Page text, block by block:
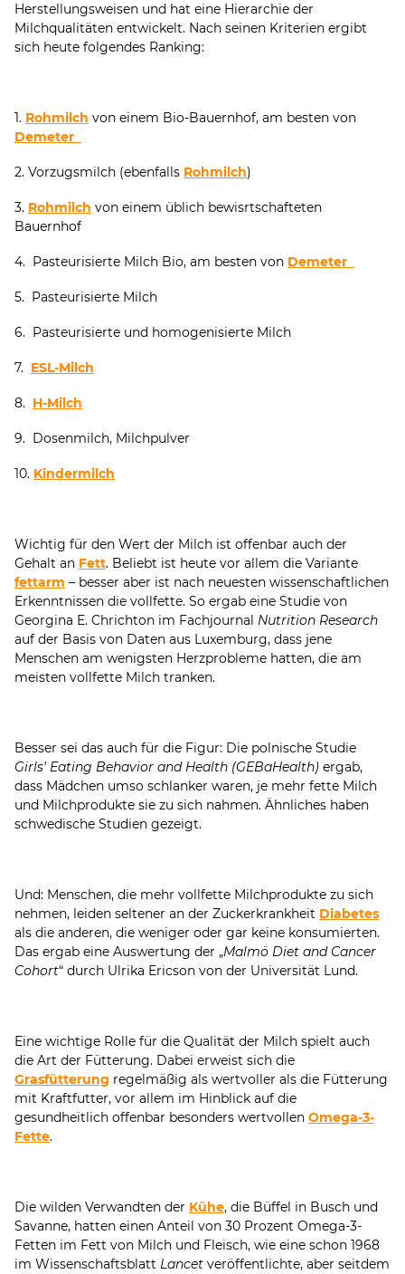
Herstellungsweisen und hat eine Hierarchie der
Milchqualitäten entwickelt. Nach seinen Kriterien ergibt
sich heute folgendes Ranking:
1. Rohmilch von einem Bio-Bauernhof, am besten von
Demeter
2. Vorzugsmilch (ebenfalls Rohmilch)
3. Rohmilch von einem üblich bewisrtschafteten
Bauernhof
4. Pasteurisierte Milch Bio, am besten von Demeter
5. Pasteurisierte Milch
6. Pasteurisierte und homogenisierte Milch
7. ESL-Milch
8. H-Milch
9. Dosenmilch, Milchpulver
10. Kindermilch
Wichtig für den Wert der Milch ist offenbar auch der
Gehalt an Fett. Beliebt ist heute vor allem die Variante
fettarm – besser aber ist nach neuesten wissenschaftlichen
Erkenntnissen die vollfette. So ergab eine Studie von
Georgina E. Chrichton im Fachjournal Nutrition Research
auf der Basis von Daten aus Luxemburg, dass jene
Menschen am wenigsten Herzprobleme hatten, die am
meisten vollfette Milch tranken.
Besser sei das auch für die Figur: Die polnische Studie
Girls' Eating Behavior and Health (GEBaHealth) ergab,
dass Mädchen umso schlanker waren, je mehr fette Milch
und Milchprodukte sie zu sich nahmen. Ähnliches haben
schwedische Studien gezeigt.
Und: Menschen, die mehr vollfette Milchprodukte zu sich
nehmen, leiden seltener an der Zuckerkrankheit Diabetes
als die anderen, die weniger oder gar keine konsumierten.
Das ergab eine Auswertung der „Malmö Diet and Cancer
Cohort“ durch Ulrika Ericson von der Universität Lund.
Eine wichtige Rolle für die Qualität der Milch spielt auch
die Art der Fütterung. Dabei erweist sich die
Grasfütterung regelmäßig als wertvoller als die Fütterung
mit Kraftfutter, vor allem im Hinblick auf die
gesundheitlich offenbar besonders wertvollen Omega-3-
Fette.
Die wilden Verwandten der Kühe, die Büffel in Busch und
Savanne, hatten einen Anteil von 30 Prozent Omega-3-
Fetten im Fett von Milch und Fleisch, wie eine schon 1968
im Wissenschaftsblatt Lancet veröffentlichte, aber seitdem